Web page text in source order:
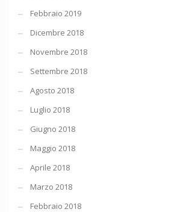
Febbraio 2019
Dicembre 2018
Novembre 2018
Settembre 2018
Agosto 2018
Luglio 2018
Giugno 2018
Maggio 2018
Aprile 2018
Marzo 2018
Febbraio 2018